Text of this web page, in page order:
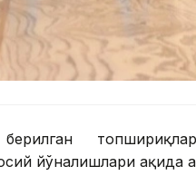
йўналишлари ҳақида